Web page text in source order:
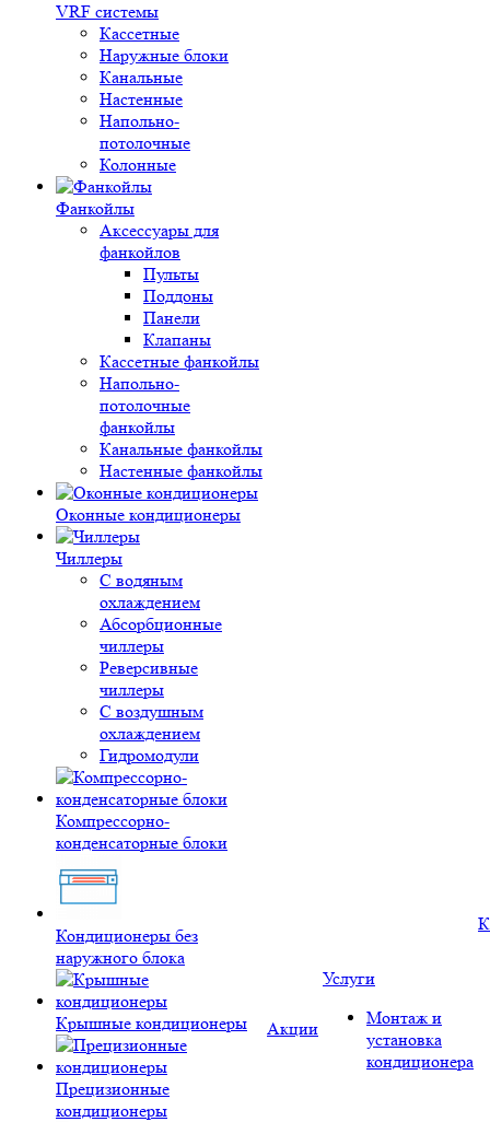
VRF системы
Кассетные
Наружные блоки
Канальные
Настенные
Напольно-
потолочные
Колонные
Фанкойлы
Аксессуары для
фанкойлов
Пульты
Поддоны
Панели
Клапаны
Кассетные фанкойлы
Напольно-
потолочные
фанкойлы
Канальные фанкойлы
Настенные фанкойлы
Оконные кондиционеры
Чиллеры
С водяным
охлаждением
Абсорбционные
чиллеры
Реверсивные
чиллеры
С воздушным
охлаждением
Гидромодули
Компрессорно-
конденсаторные блоки
Кондиционеры без
наружного блока
Крышные кондиционеры
Прецизионные
кондиционеры
Акции
Услуги
Монтаж и
установка
кондиционера